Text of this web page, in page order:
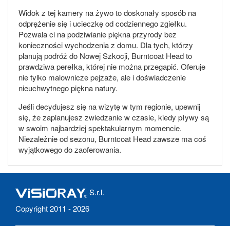
Widok z tej kamery na żywo to doskonały sposób na
odprężenie się i ucieczkę od codziennego zgiełku.
Pozwala ci na podziwianie piękna przyrody bez
konieczności wychodzenia z domu. Dla tych, którzy
planują podróż do Nowej Szkocji, Burntcoat Head to
prawdziwa perełka, której nie można przegapić. Oferuje
nie tylko malownicze pejzaże, ale i doświadczenie
nieuchwytnego piękna natury.
Jeśli decydujesz się na wizytę w tym regionie, upewnij
się, że zaplanujesz zwiedzanie w czasie, kiedy pływy są
w swoim najbardziej spektakularnym momencie.
Niezależnie od sezonu, Burntcoat Head zawsze ma coś
wyjątkowego do zaoferowania.
S.r.l.
Copyright 2011 - 2026